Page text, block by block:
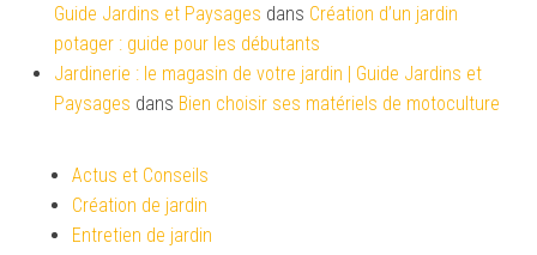
Guide Jardins et Paysages dans Création d’un jardin
potager : guide pour les débutants
Jardinerie : le magasin de votre jardin | Guide Jardins et
Paysages dans Bien choisir ses matériels de motoculture
Actus et Conseils
Création de jardin
Entretien de jardin